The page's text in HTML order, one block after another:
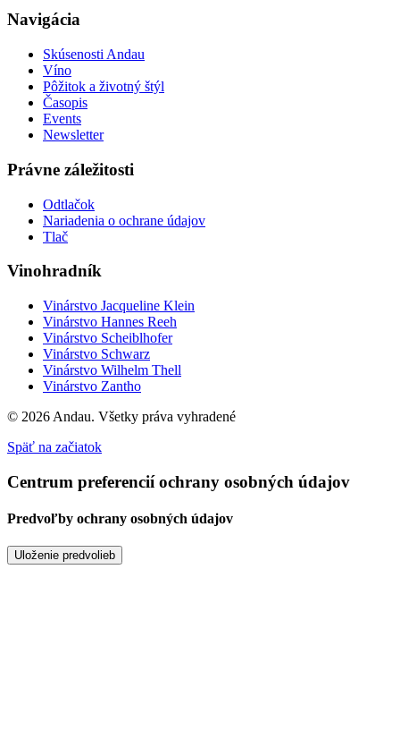
Navigácia
Skúsenosti Andau
Víno
Pôžitok a životný štýl
Časopis
Events
Newsletter
Právne záležitosti
Odtlačok
Nariadenia o ochrane údajov
Tlač
Vinohradník
Vinárstvo Jacqueline Klein
Vinárstvo Hannes Reeh
Vinárstvo Scheiblhofer
Vinárstvo Schwarz
Vinárstvo Wilhelm Thell
Vinárstvo Zantho
© 2026 Andau. Všetky práva vyhradené
Späť na začiatok
Centrum preferencií ochrany osobných údajov
Predvoľby ochrany osobných údajov